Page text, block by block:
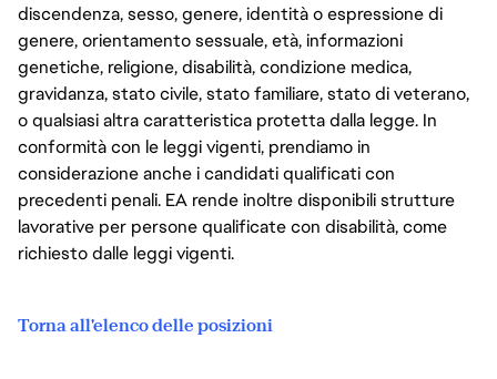
discendenza, sesso, genere, identità o espressione di
genere, orientamento sessuale, età, informazioni
genetiche, religione, disabilità, condizione medica,
gravidanza, stato civile, stato familiare, stato di veterano,
o qualsiasi altra caratteristica protetta dalla legge. In
conformità con le leggi vigenti, prendiamo in
considerazione anche i candidati qualificati con
precedenti penali. EA rende inoltre disponibili strutture
lavorative per persone qualificate con disabilità, come
richiesto dalle leggi vigenti.
Torna all'elenco delle posizioni